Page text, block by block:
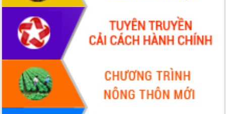
ứng để giữ vững thị trường xuất khẩu
Diễn đàn Kinh tế tư nhân Việt Nam đột
phá cơ chế - Hợp tác công tư
Đề án 06 tạo bước ngoặt đột phá trong
cải cách hành chính tỉnh Đắk Lắk
Kết nối tour, đẩy mạnh chuyển đổi số
để phát triển du lịch Đắk Lắk
Khởi động Dự án Đầu tư xây dựng hạ
tầng kỹ thuật Cụm công nghiệp Tân
Tiến